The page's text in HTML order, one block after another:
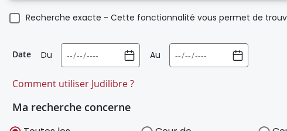
Recherche exacte - Cette fonctionnalité vous permet de
Date Du Au
Comment utiliser Judilibre ?
Ma recherche concerne